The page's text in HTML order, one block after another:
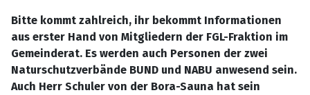
Bitte kommt zahlreich, ihr bekommt Informationen
aus erster Hand von Mitgliedern der FGL-Fraktion im
Gemeinderat. Es werden auch Personen der zwei
Naturschutzverbände BUND und NABU anwesend sein.
Auch Herr Schuler von der Bora-Sauna hat sein